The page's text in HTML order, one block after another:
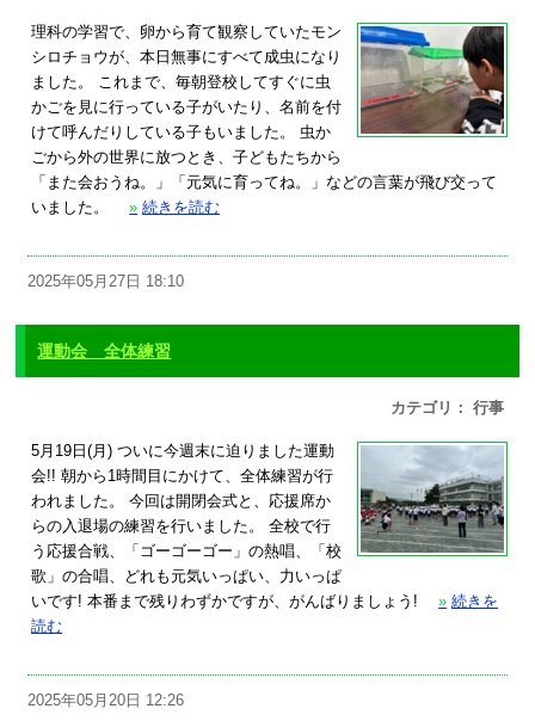
理科の学習で、卵から育て観察していたモン
シロチョウが、本日無事にすべて成虫になり
ました。 これまで、毎朝登校してすぐに虫
かごを見に行っている子がいたり、名前を付
けて呼んだりしている子もいました。 虫か
ごから外の世界に放つとき、子どもたちから
「また会おうね。」「元気に育ってね。」などの言葉が飛び交って
いました。
» 続きを読む
2025年05月27日 18:10
運動会 全体練習
カテゴリ： 行事
5月19日(月) ついに今週末に迫りました運動
会!! 朝から1時間目にかけて、全体練習が行
われました。 今回は開閉会式と、応援席か
らの入退場の練習を行いました。 全校で行
う応援合戦、「ゴーゴーゴー」の熱唱、「校
歌」の合唱、どれも元気いっぱい、力いっぱ
いです! 本番まで残りわずかですが、がんばりましょう!
» 続きを
読む
2025年05月20日 12:26